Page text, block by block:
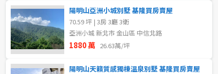
陽明山亞洲小城別墅 基隆買房賣屋
70.59 坪 | 3房 3廳 3衛
亞洲小城 新北市 金山區 中信北路
1880 萬 26.63萬/坪
陽明山天籟質感獨棟溫泉別墅 基隆買房賣屋